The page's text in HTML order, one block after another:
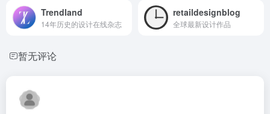
Trendland
14年历史的设计在线杂志
retaildesignblog
全球最新设计作品
暂无评论